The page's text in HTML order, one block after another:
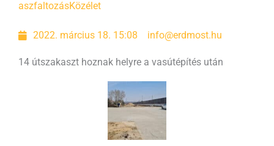
aszfaltozásKözélet
2022. március 18. 15:08 info@erdmost.hu
14 útszakaszt hoznak helyre a vasútépítés után